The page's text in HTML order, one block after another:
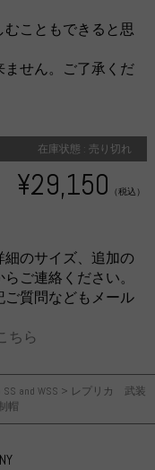
and WSS > レプリカ 武装
帽
こともできると思
せん。ご了承くだ
在庫状態 : 売り切れ
¥29,150 （税込）
のサイズ、追加の
ご連絡ください。
質問などもメール
ちら